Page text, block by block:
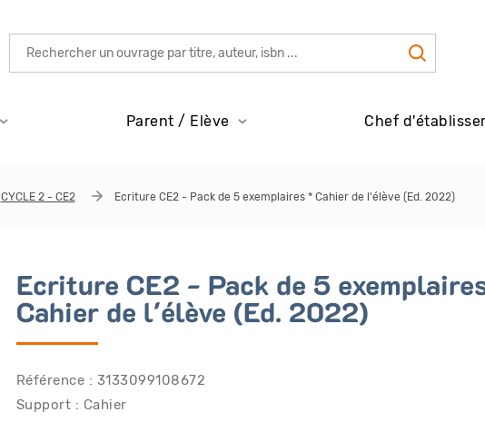
Parent / Elève Chef
CYCLE 2 - CE2 Ecriture CE2 - Pack de 5 exemplaires * Cahier de l'élève (Ed. 2022)
Ecriture CE2 - Pack de 5
Cahier de l'élève (Ed. 2022)
Référence : 3133099108672
Support : Cahier